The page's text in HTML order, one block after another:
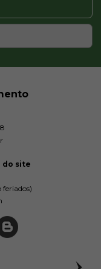
75
2,95
78
2,95
do site
feriados)